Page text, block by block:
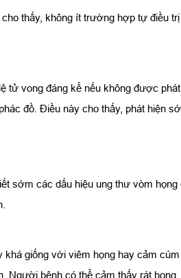
thấy, không ít trường hợp tự điều
vong đáng kể nếu không được
đồ. Điều này cho thấy, phát hiện
sớm các dấu hiệu ung thư vòm họng
giống với viêm họng hay cảm
Người bệnh có thể cảm thấy rát